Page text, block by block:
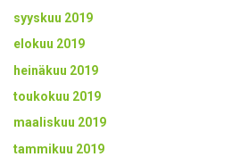
syyskuu 2019
elokuu 2019
heinäkuu 2019
toukokuu 2019
maaliskuu 2019
tammikuu 2019